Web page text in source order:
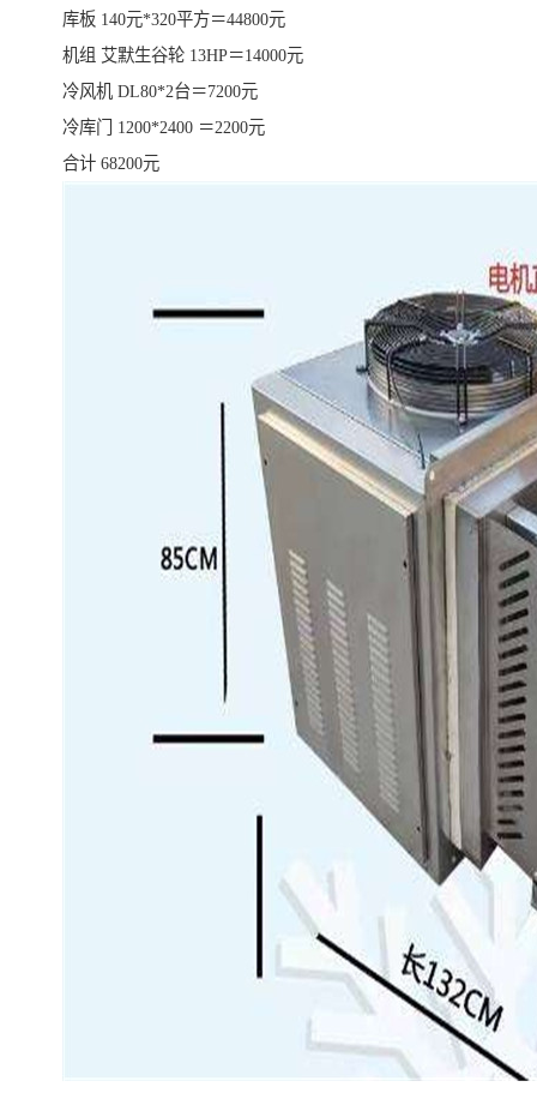
库板 140元*320平方＝44800元
机组 艾默生谷轮 13HP＝14000元
冷风机 DL80*2台＝7200元
冷库门 1200*2400 ＝2200元
合计 68200元